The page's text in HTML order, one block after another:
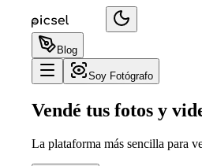
Blog
Soy Fotógrafo
Vendé tus fotos y
La plataforma más sencilla para